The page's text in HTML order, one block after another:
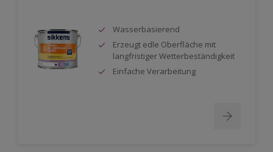
Wasserbasierend
Erzeugt edle Oberfläche mit
langfristiger Wetterbeständigkeit
Einfache Verarbeitung